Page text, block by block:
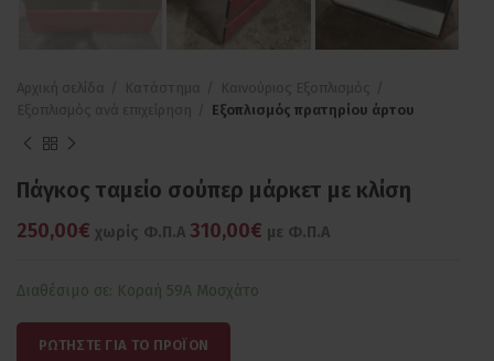
Εξοπλισμός πρατηρίου άρτου
Πάγκος ταμείο σούπερ μάρκετ με κλίση
250,00€ χωρίς Φ.Π.Α 310,00€ με Φ.Π.Α
Διαθέσιμο σε: Κοραή 59Α Μοσχάτο
ΡΩΤΗΣΤΕ ΓΙΑ ΤΟ ΠΡΟΪΟΝ